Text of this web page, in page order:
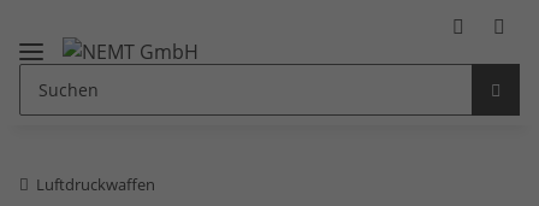
Luftdruckwaffen